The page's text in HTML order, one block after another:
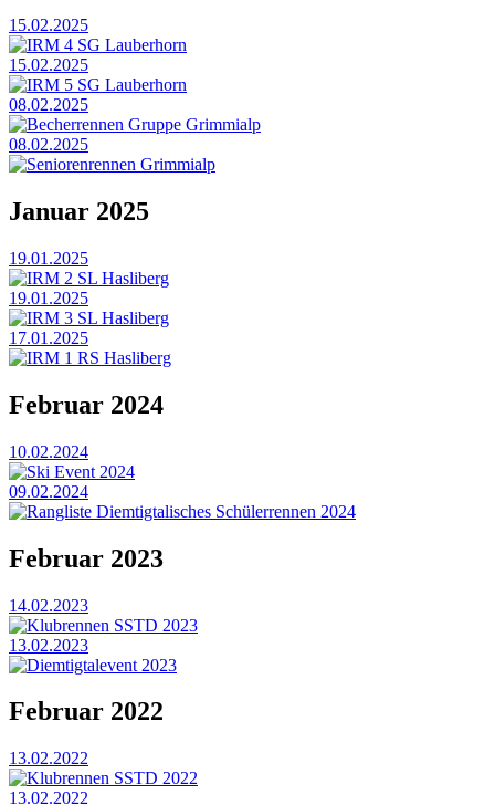
15.02.2025
IRM 4 SG Lauberhorn
15.02.2025
IRM 5 SG Lauberhorn
08.02.2025
Becherrennen Gruppe Grimmialp
08.02.2025
Seniorenrennen Grimmialp
Januar 2025
19.01.2025
IRM 2 SL Hasliberg
19.01.2025
IRM 3 SL Hasliberg
17.01.2025
IRM 1 RS Hasliberg
Februar 2024
10.02.2024
Ski Event 2024
09.02.2024
Rangliste Diemtigtalisches Schülerrennen 2024
Februar 2023
14.02.2023
Klubrennen SSTD 2023
13.02.2023
Diemtigtalevent 2023
Februar 2022
13.02.2022
Klubrennen SSTD 2022
13.02.2022